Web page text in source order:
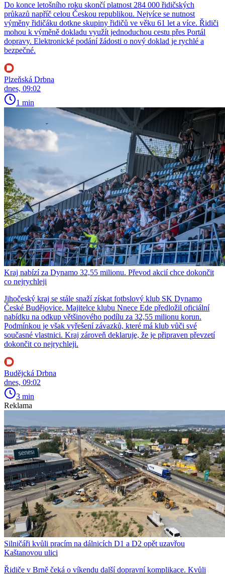
Do konce letošního roku skončí platnost 284 000 řidičských
průkazů napříč celou Českou republikou. Nejvíce se nutnost
výměny řidičáku dotkne skupiny řidičů ve věku 61 let a více. Řidiči
mohou k výměně dokladu využít jednoduchou cestu přes Portál
dopravy. Elektronické podání žádosti o nový doklad je rychlé a
bezpečné.
Plzeňská Drbna
dnes, 09:02
1 min
Kraj nabízí za Dynamo 32,55 milionu. Převod akcií chce dokončit
co nejrychleji
Jihočeský kraj se stále snaží získat fotbslový klub SK Dynamo
České Budějovice. Majitelce klubu Nnece Ede předložil oficiální
nabídku na odkup většinového podílu za 32,55 milionu korun.
Podmínkou je však vyřešení závazků, které má klub vůči své
současné vlastnici. Kraj zároveň deklaruje, že je připraven převzetí
dokončit co nejrychleji.
Budějcká Drbna
dnes, 09:02
3 min
Reklama
Silničáři kvůli pracím na dálnicích D1 a D2 opět uzavřou
Kaštanovou ulici
Řidiče v Brně čeká o víkendu další dopravní komplikace. Kvůli